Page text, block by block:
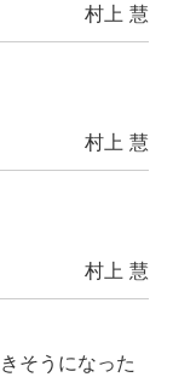
村上 慧
村上 慧
村上 慧
そうになった